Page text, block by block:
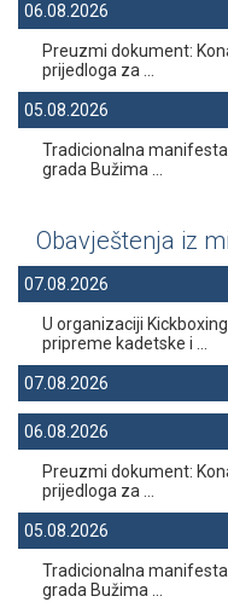
06.08.2026
Preuzmi dokument:
prijedloga za ...
05.08.2026
Tradicionalna
grada Bužima ...
Obavještenja iz
07.08.2026
U organizaciji
pripreme kadetske i ...
07.08.2026
06.08.2026
Preuzmi dokument:
prijedloga za ...
05.08.2026
Tradicionalna
grada Bužima ...